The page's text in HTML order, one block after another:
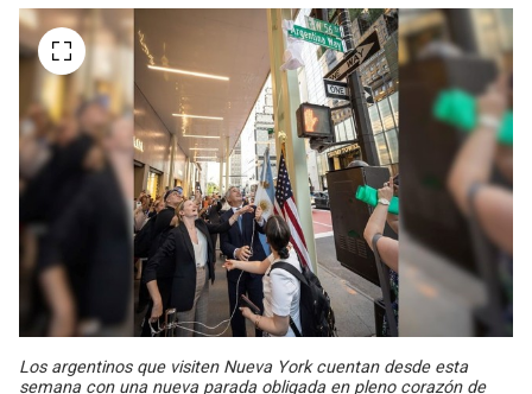
Los argentinos que visiten Nueva York cuentan desde esta
semana con una nueva parada obligada en pleno corazón de